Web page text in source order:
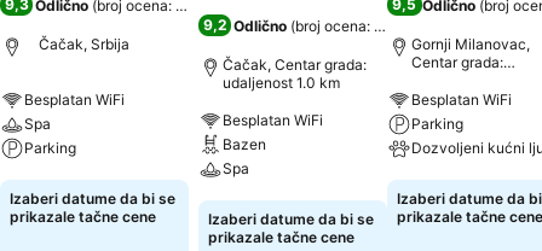
9,3 Odlično (broj ocena: 1.395
Čačak, Srbija
Besplatan WiFi
Spa
Parking
Pogledaj cene
Izaberi datume da bi se
prikazale tačne cene
9,2 Odlično (broj ocena: 1.502
Čačak, Centar grada:
udaljenost 1.0 km
Besplatan WiFi
Bazen
Spa
Pogledaj cene
Izaberi datume da bi se
prikazale tačne cene
9,5 Odlično (broj
Gornji Milanovac,
Centar grada:
Besplatan WiFi
Parking
Pogledaj cene
Izaberi datume da
prikazale tačne cene